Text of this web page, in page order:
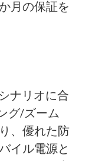
月の保証を
ナリオに合
グ/ズーム
、優れた防
イル電源と